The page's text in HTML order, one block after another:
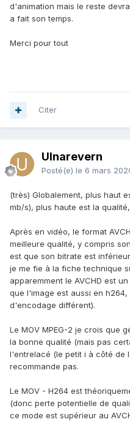
d'animation mais le reste
a fait son temps.
Merci pour tout
Citer
Ulnarevern
Posté(e) le 6 mars
(très) Globalement, plus haut
mb/s), plus haute est la
Après en vidéo, le format
meilleure qualité, y compris
est que son bitrate est
je me fie à la fiche technique
apparemment le AVCHD est
que l'image est aussi en
d'encodage différent).
Le MOV MPEG-2 je crois que
la bonne qualité (mais pas
l'entrelacé (le petit i à côté de
recommande pas.
Le MOV - H264 est
(donc perte potentielle de
ce mode est supérieur au